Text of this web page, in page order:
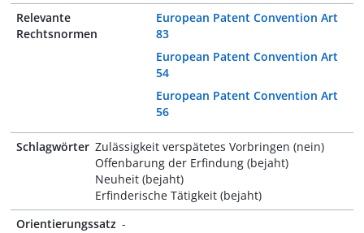
Relevante
Rechtsnormen
European Patent Convention Art
83
European Patent Convention Art
54
European Patent Convention Art
56
Schlagwörter Zulässigkeit verspätetes Vorbringen (nein)
Offenbarung der Erfindung (bejaht)
Neuheit (bejaht)
Erfinderische Tätigkeit (bejaht)
Orientierungssatz -